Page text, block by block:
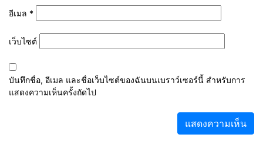
อีเมล *
เว็บไซต์
บันทึกชื่อ, อีเมล และชื่อเว็บไซต์ของฉันบนเบราว์เซอร์นี้ สำหรับการ
แสดงความเห็นครั้งถัดไป